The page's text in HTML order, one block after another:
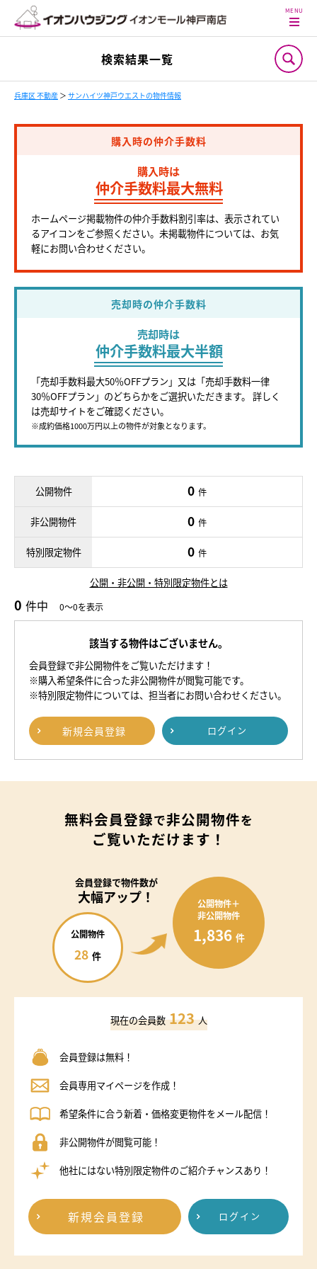
検索結果一覧
兵庫区 不動産 ＞ サンハイツ神戸ウエストの物件情報
購入時の仲介手数料
購入時は
仲介手数料最大無料
ホームページ掲載物件の仲介手数料割引率は、表示されてい
るアイコンをご参照ください。未掲載物件については、お気
軽にお問い合わせください。
売却時の仲介手数料
売却時は
仲介手数料最大半額
「売却手数料最大50％OFFプラン」又は「売却手数料一律
30％OFFプラン」のどちらかをご選択いただきます。 詳しく
は売却サイトをご確認ください。
※成約価格1000万円以上の物件が対象となります。
公開物件 0 件
非公開物件 0 件
特別限定物件 0 件
公開・非公開・特別限定物件とは
0 件中 0～0を表示
該当する物件はございません。
会員登録で非公開物件をご覧いただけます！
※購入希望条件に合った非公開物件が閲覧可能です。
※特別限定物件については、担当者にお問い合わせください。
新規会員登録 ログイン
無料会員登録で非公開物件を
ご覧いただけます！
会員登録で物件数が
大幅アップ！
公開物件
28 件
公開物件＋
非公開物件
1,836 件
現在の会員数 123 人
会員登録は無料！
会員専用マイページを作成！
希望条件に合う新着・価格変更物件をメール配信！
非公開物件が閲覧可能！
他社にはない特別限定物件のご紹介チャンスあり！
新規会員登録 ログイン